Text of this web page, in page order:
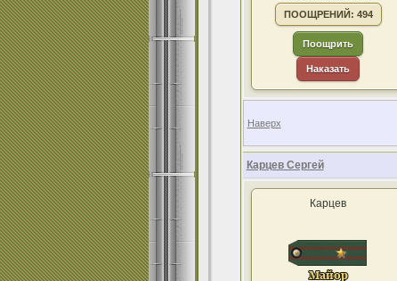
ПООЩРЕНИЙ: 494
Поощрить
Наказать
Наверх
Карцев Сергей
Карцев